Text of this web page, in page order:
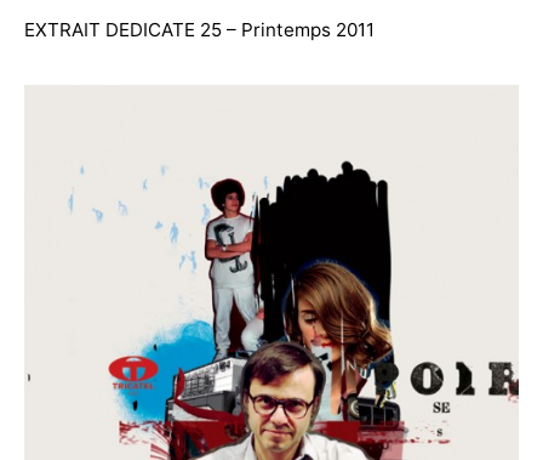
EXTRAIT DEDICATE 25 – Printemps 2011